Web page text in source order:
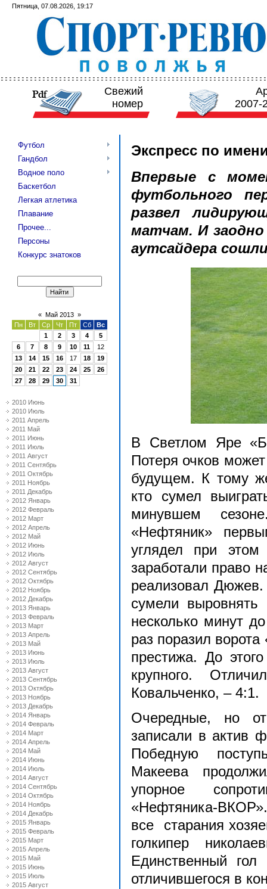
Пятница, 07.08.2026, 19:17
Свежий
номер
2007-
Футбол
Гандбол
Водное поло
Баскетбол
Легкая атлетика
Плавание
Прочее...
Персоны
Конкурс знатоков
« Май 2013 »
Пн
Вт Ср Чт Пт Сб
Вс
1
2 3 4
5
6
7 8 9 10 11
12
13
14 15 16 17 18
19
20
21 22 23 24 25
26
27
28 29 30 31
2010 Июнь
2010 Июль
2011 Апрель
2011 Май
2011 Июнь
2011 Июль
2011 Август
2011 Сентябрь
2011 Октябрь
2011 Ноябрь
2011 Декабрь
2012 Январь
2012 Февраль
2012 Март
2012 Апрель
2012 Май
2012 Июнь
2012 Июль
2012 Август
2012 Сентябрь
2012 Октябрь
2012 Ноябрь
2012 Декабрь
2013 Январь
2013 Февраль
2013 Март
2013 Апрель
2013 Май
2013 Июнь
2013 Июль
2013 Август
2013 Сентябрь
2013 Октябрь
2013 Ноябрь
2013 Декабрь
2014 Январь
2014 Февраль
2014 Март
2014 Апрель
2014 Май
2014 Июнь
2014 Июль
2014 Август
2014 Сентябрь
2014 Октябрь
2014 Ноябрь
2014 Декабрь
2015 Январь
2015 Февраль
2015 Март
2015 Апрель
2015 Май
2015 Июнь
2015 Июль
2015 Август
Экспресс по
Впервые с
футбольного
развел
матчам. И
аутсайдера
В Светлом Яре
Потеря очков
будущем. К тому
кто сумел
минувшем
«Нефтяник»
углядел при
заработали право
реализовал Дюжев.
сумели
несколько минут
раз поразил
престижа. До
крупного.
Ковальченко, – 4:1.
Очередные, но
записали в актив
Победную
Макеева
упорное
«Нефтяника-
все старания
голкипер
Единственный
отличившегося в